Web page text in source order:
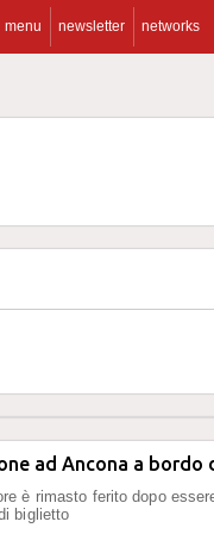
menu newsletter networks
ad Ancona a bordo
è rimasto ferito dopo
biglietto